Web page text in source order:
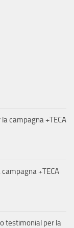
campagna +TECA
+TECA
testimonial per la